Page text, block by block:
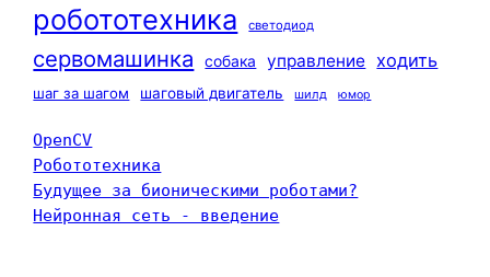
робототехника светодиод
сервомашинка собака управление ходить
шаг за шагом шаговый двигатель шилд юмор
OpenCV
Робототехника
Будущее за бионическими роботами?
Нейронная сеть - введение